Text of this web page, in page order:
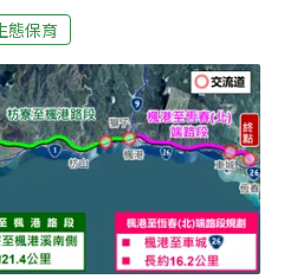
大型開發案，透過區外找地
沿岸高灘地，總計400公
月受訪時指出，這些是與園
開發，只做棲地營造。沙崙
上長出全新的科學園區，周
隨著保育經營措施的進入，
保是真正的生態貢獻，而不
邊台糖農場範圍，本為農業
態保育